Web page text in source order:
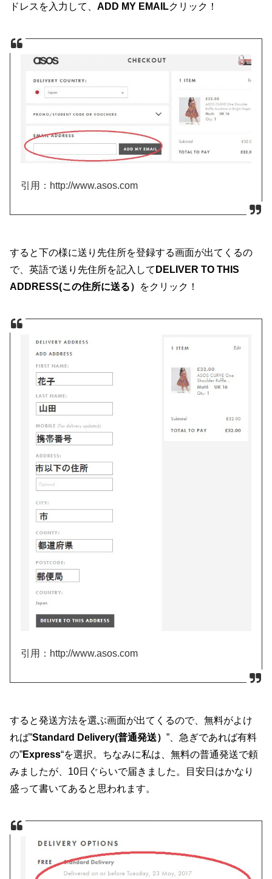
ドレスを入力して、ADD MY EMAILクリック！
引用：http://www.asos.com
すると下の様に送り先住所を登録する画面が出てくるの
で、英語で送り先住所を記入してDELIVER TO THIS
ADDRESS(この住所に送る） をクリック！
引用：http://www.asos.com
すると発送方法を選ぶ画面が出てくるので、無料がよけ
れば”Standard Delivery(普通発送）”、急ぎであれば有料
の”Express“を選択。ちなみに私は、無料の普通発送で頼
みましたが、10日ぐらいで届きました。目安日はかなり
盛って書いてあると思われます。